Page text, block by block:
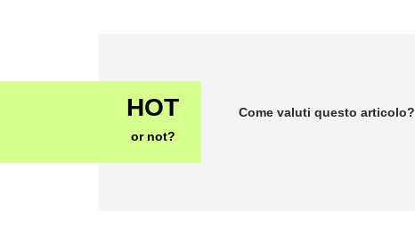
HOT
or not?
Come valuti questo articolo?